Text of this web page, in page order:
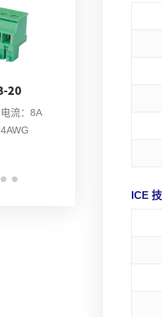
电压：300V 电流：8A
间距：3.50 mm
ICE